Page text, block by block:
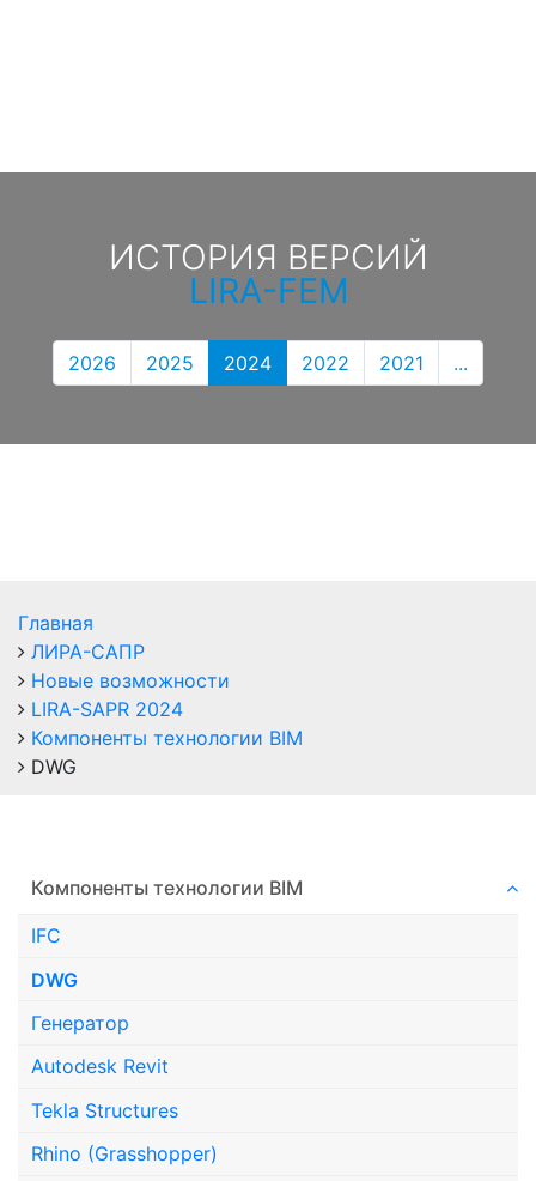
ИСТОРИЯ ВЕРСИЙ
LIRA-FEM
2026 2025 2024 2022 2021 ...
Главная
ЛИРА-САПР
Новые возможности
LIRA-SAPR 2024
Компоненты технологии ВIM
DWG
Компоненты технологии ВIM
IFC
DWG
Генератор
Autodesk Revit
Tekla Structures
Rhino (Grasshopper)